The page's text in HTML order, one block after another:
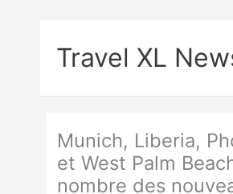
Travel XL
Munich, Liberia,
et West Palm
nombre des